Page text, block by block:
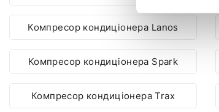
Компресор кондиціонера Lanos
Компресор кондиціонера Spark
Компресор кондиціонера Trax